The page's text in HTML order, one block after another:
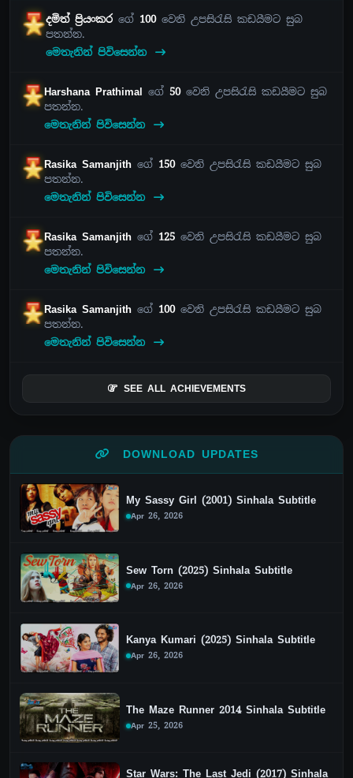
දමිත් ප්‍රියංකරගේ 100වෙනි උපසිරැසි කඩයීමට සුබ
පතන්න.
මෙතැනින් පිවිසෙන්න
Harshana Prathimal ගේ 50වෙනි උපසිරැසි කඩයීමට සුබ
පතන්න.
මෙතැනින් පිවිසෙන්න
Rasika Samanjithගේ 150වෙනි උපසිරැසි කඩයීමට සුබ
පතන්න.
මෙතැනින් පිවිසෙන්න
Rasika Samanjithගේ 125 වෙනි උපසිරැසි කඩයීමට සුබ
පතන්න.
මෙතැනින් පිවිසෙන්න
Rasika Samanjithගේ 100වෙනි උපසිරැසි කඩයීමට සුබ
පතන්න.
මෙතැනින් පිවිසෙන්න
SEE ALL ACHIEVEMENTS
DOWNLOAD UPDATES
My Sassy Girl (2001) Sinhala Subtitle
Apr 26, 2026
Sew Torn (2025) Sinhala Subtitle
Apr 26, 2026
Kanya Kumari (2025) Sinhala Subtitle
Apr 26, 2026
The Maze Runner 2014 Sinhala Subtitle
Apr 25, 2026
Star Wars: The Last Jedi (2017) Sinhala